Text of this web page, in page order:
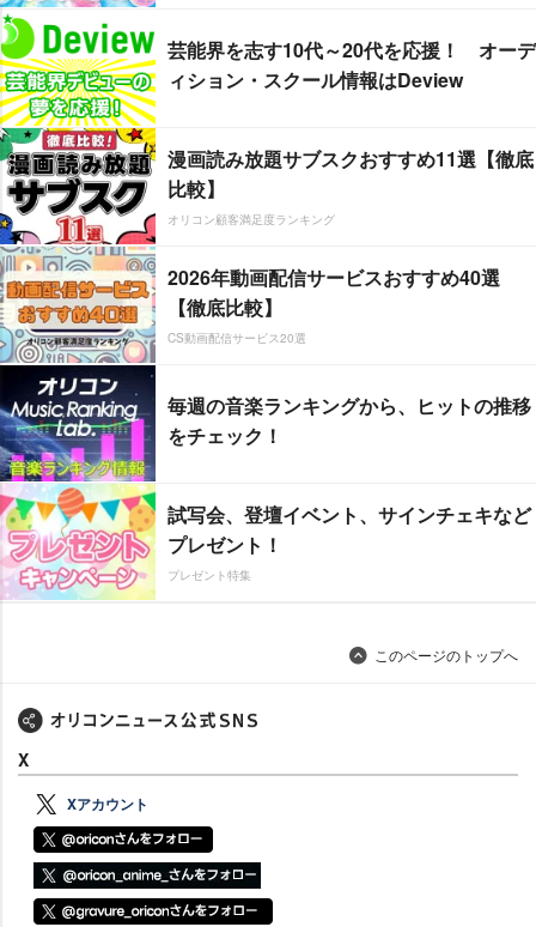
芸能界を志す10代～20代を応援！ オーデ
ィション・スクール情報はDeview
漫画読み放題サブスクおすすめ11選【徹底
比較】
オリコン顧客満足度ランキング
2026年動画配信サービスおすすめ40選
【徹底比較】
CS動画配信サービス20選
毎週の音楽ランキングから、ヒットの推移
をチェック！
試写会、登壇イベント、サインチェキなど
プレゼント！
プレゼント特集
このページのトップへ
X
Xアカウント